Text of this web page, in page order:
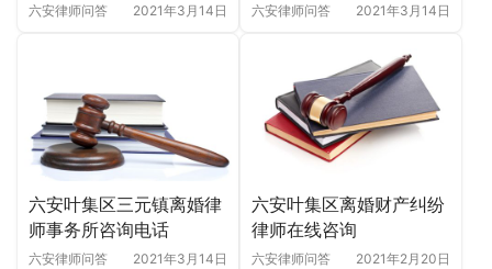
六安律师问答 2021年3月14日 六安律师问答 2021年3月14日
六安叶集区三元镇离婚律
师事务所咨询电话
六安律师问答 2021年3月14日
六安叶集区离婚财产纠纷
律师在线咨询
六安律师问答 2021年2月20日